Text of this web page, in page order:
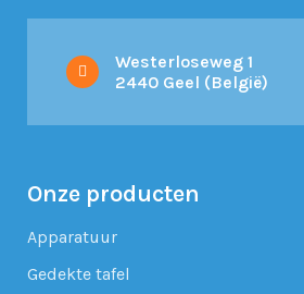
Westerloseweg 1
2440 Geel (België)
Onze producten
Apparatuur
Gedekte tafel